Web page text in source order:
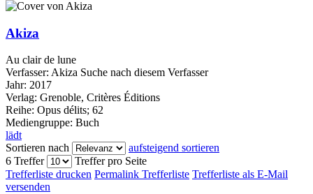
Akiza
Au clair de lune
Verfasser: Akiza Suche nach diesem Verfasser
Jahr: 2017
Verlag: Grenoble, Critères Éditions
Reihe: Opus délits; 62
Mediengruppe: Buch
lädt
Sortieren nach
aufsteigend sortieren
6 Treffer
Treffer pro Seite
Trefferliste drucken Permalink Trefferliste Trefferliste als E-Mail
versenden